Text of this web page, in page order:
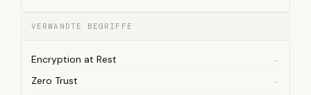
VERWANDTE BEGRIFFE
Encryption at Rest
Zero Trust